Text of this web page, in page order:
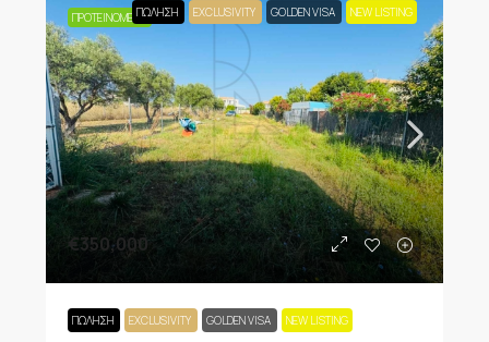
ΠΡΟΤΕΙΝΌΜΕΝΟΠΏΛΗΣΗ EXCLUSIVITY GOLDEN VISA NEW LISTING
€350,000
ΠΏΛΗΣΗ EXCLUSIVITY GOLDEN VISA NEW LISTING